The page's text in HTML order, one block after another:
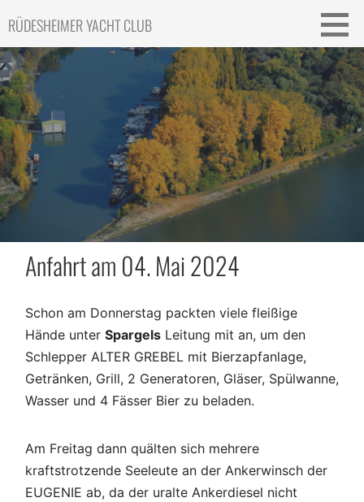
content
RÜDESHEIMER YACHT CLUB
Anfahrt am 04. Mai 2024
Schon am Donnerstag packten viele fleißige
Hände unter Spargels Leitung mit an, um den
Schlepper ALTER GREBEL mit Bierzapfanlage,
Getränken, Grill, 2 Generatoren, Gläser, Spülwanne,
Wasser und 4 Fässer Bier zu beladen.
Am Freitag dann quälten sich mehrere
kraftstrotzende Seeleute an der Ankerwinsch der
EUGENIE ab, da der uralte Ankerdiesel nicht